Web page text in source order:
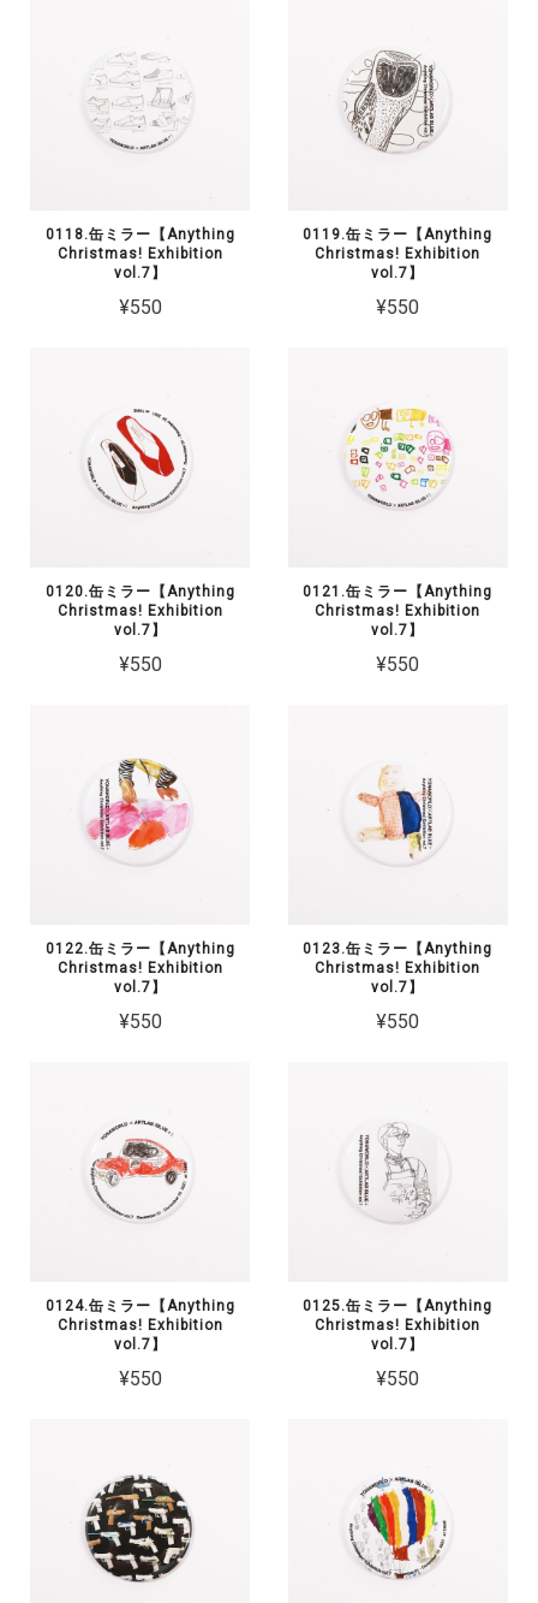
0118.缶ミラー【Anything
Christmas! Exhibition
vol.7】
¥550
0119.缶ミラー【Anything
Christmas! Exhibition
vol.7】
¥550
0120.缶ミラー【Anything
Christmas! Exhibition
vol.7】
¥550
0121.缶ミラー【Anything
Christmas! Exhibition
vol.7】
¥550
0122.缶ミラー【Anything
Christmas! Exhibition
vol.7】
¥550
0123.缶ミラー【Anything
Christmas! Exhibition
vol.7】
¥550
0124.缶ミラー【Anything
Christmas! Exhibition
vol.7】
¥550
0125.缶ミラー【Anything
Christmas! Exhibition
vol.7】
¥550